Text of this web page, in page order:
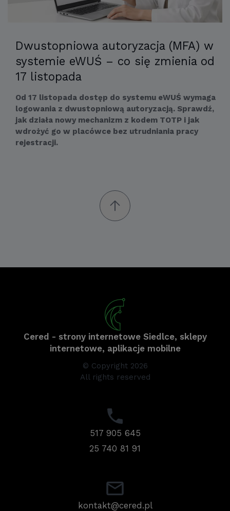
Dwustopniowa autoryzacja (MFA) w
systemie eWUŚ – co się zmienia od
17 listopada
Od 17 listopada dostęp do systemu eWUŚ wymaga
logowania z dwustopniową autoryzacją. Sprawdź,
jak działa nowy mechanizm z kodem TOTP i jak
wdrożyć go w placówce bez utrudniania pracy
rejestracji.
Cered - strony internetowe Siedlce, sklepy
internetowe, aplikacje mobilne
© Copyright 2026
All rights reserved
517 905 645
25 740 81 91
kontakt@cered.pl